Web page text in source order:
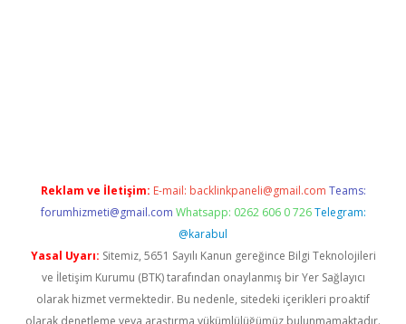
Reklam ve İletişim: E-mail: backlinkpaneli@gmail.com Teams:
forumhizmeti@gmail.com Whatsapp: 0262 606 0 726 Telegram:
@karabul
Yasal Uyarı: Sitemiz, 5651 Sayılı Kanun gereğince Bilgi Teknolojileri
ve İletişim Kurumu (BTK) tarafından onaylanmış bir Yer Sağlayıcı
olarak hizmet vermektedir. Bu nedenle, sitedeki içerikleri proaktif
olarak denetleme veya araştırma yükümlülüğümüz bulunmamaktadır.